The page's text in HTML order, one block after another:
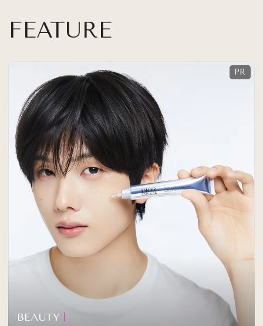
FEATURE
BEAUTY